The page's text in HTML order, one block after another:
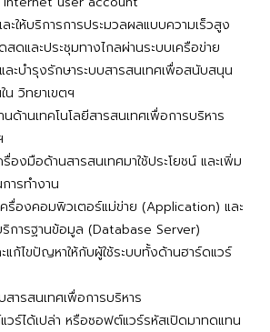
ให้บริการการประมวลผลแบบความเร็วสูง
ดและประชุมทางไกลผ่านระบบเครือข่าย
ะบำรุงรักษาระบบสารสนเทศเพื่อสนับสนุน
น วิทยาเขตฯ
ด้านเทคโนโลยีสารสนเทศเพื่อการบริหาร
รื่องมือด้านสารสนเทศมาใช้ประโยชน์ และเพิ่ม
ารทำงาน
ครื่องคอมพิวเตอร์แม่ข่าย (Application) และ
ริการฐานข้อมูล (Database Server)
แก้ไขปัญหาให้กับผู้ใช้ระบบทั้งด้านฮาร์ดแวร์
ารสนเทศเพื่อการบริหาร
วร์ได้เปล่า หรือซอฟต์แวร์รหัสเปิดมาทดแทน